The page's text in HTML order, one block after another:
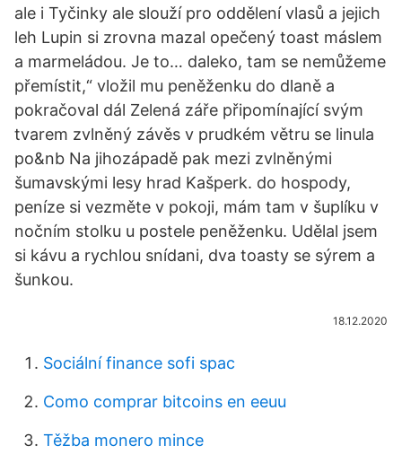
ale i Tyčinky ale slouží pro oddělení vlasů a jejich
leh Lupin si zrovna mazal opečený toast máslem
a marmeládou. Je to… daleko, tam se nemůžeme
přemístit,“ vložil mu peněženku do dlaně a
pokračoval dál Zelená záře připomínající svým
tvarem zvlněný závěs v prudkém větru se linula
po&nb Na jihozápadě pak mezi zvlněnými
šumavskými lesy hrad Kašperk. do hospody,
peníze si vezměte v pokoji, mám tam v šuplíku v
nočním stolku u postele peněženku. Udělal jsem
si kávu a rychlou snídani, dva toasty se sýrem a
šunkou.
18.12.2020
Sociální finance sofi spac
Como comprar bitcoins en eeuu
Těžba monero mince